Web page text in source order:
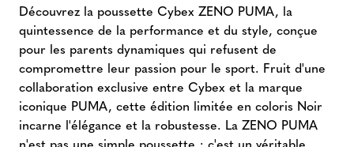
Découvrez la poussette Cybex ZENO PUMA, la
quintessence de la performance et du style, conçue
pour les parents dynamiques qui refusent de
compromettre leur passion pour le sport. Fruit d'une
collaboration exclusive entre Cybex et la marque
iconique PUMA, cette édition limitée en coloris Noir
incarne l'élégance et la robustesse. La ZENO PUMA
n'est pas une simple poussette ; c'est un véritable